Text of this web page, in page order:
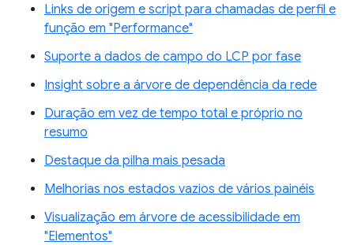
Links de origem e script para chamadas de perfil e
função em "Performance"
Suporte a dados de campo do LCP por fase
Insight sobre a árvore de dependência da rede
Duração em vez de tempo total e próprio no
resumo
Destaque da pilha mais pesada
Melhorias nos estados vazios de vários painéis
Visualização em árvore de acessibilidade em
"Elementos"